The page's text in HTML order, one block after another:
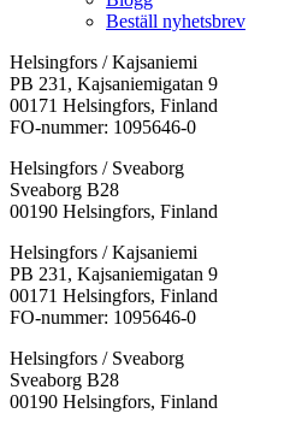
Beställ nyhetsbrev
Helsingfors / Kajsaniemi
PB 231, Kajsaniemigatan 9
00171 Helsingfors, Finland
FO-nummer: 1095646-0
Helsingfors / Sveaborg
Sveaborg B28
00190 Helsingfors, Finland
Facebook:
Öppnas
i
en
flik
Instagram:
Öppnas
i
en
flik
TikTok:
Öppnas
i
en
flik
Youtube:
Öppnas
i
en
flik
Vimeo:
Öppnas
i
en
flik
Helsingfors / Kajsaniemi
PB 231, Kajsaniemigatan 9
00171 Helsingfors, Finland
FO-nummer: 1095646-0
Helsingfors / Sveaborg
Sveaborg B28
00190 Helsingfors, Finland